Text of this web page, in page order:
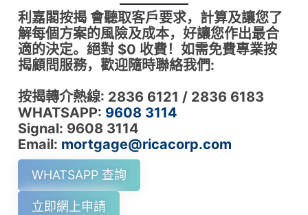
利嘉閣按揭 會聽取客戶要求，計算及讓您了
解每個方案的風險及成本，好讓您作出最合
適的決定。絕對 $0 收費！如需免費專業按
揭顧問服務，歡迎隨時聯絡我們:
按揭轉介熱線: 2836 6121 / 2836 6183
WHATSAPP: 9608 3114
Signal: 9608 3114
Email: mortgage@ricacorp.com
WHATSAPP 查詢
立即網上申請